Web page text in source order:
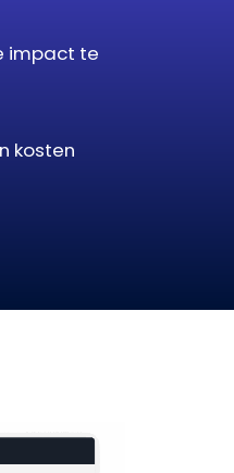
impact te
kosten